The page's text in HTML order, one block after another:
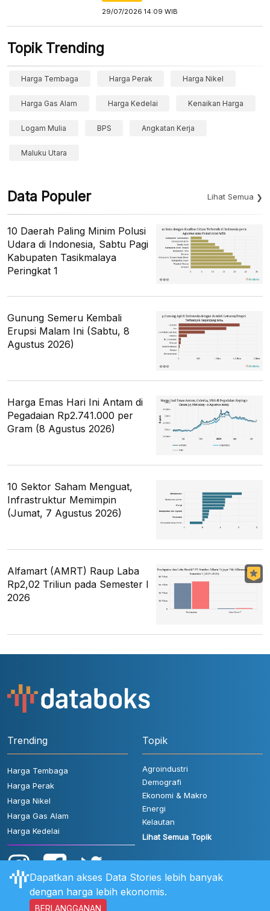
29/07/2026 14:09 WIB
Topik Trending
Harga Tembaga Harga Perak Harga Nikel
Harga Gas Alam Harga Kedelai Kenaikan Harga
Logam Mulia BPS Angkatan Kerja
Maluku Utara
Data Populer Lihat Semua
10 Daerah Paling Minim Polusi
Udara di Indonesia, Sabtu Pagi
Kabupaten Tasikmalaya
Peringkat 1
Gunung Semeru Kembali
Erupsi Malam Ini (Sabtu, 8
Agustus 2026)
Harga Emas Hari Ini Antam di
Pegadaian Rp2.741.000 per
Gram (8 Agustus 2026)
10 Sektor Saham Menguat,
Infrastruktur Memimpin
(Jumat, 7 Agustus 2026)
Alfamart (AMRT) Raup Laba
Rp2,02 Triliun pada Semester I
2026
Trending
Harga Tembaga
Harga Perak
Harga Nikel
Harga Gas Alam
Harga Kedelai
Topik
Agroindustri
Demografi
Ekonomi & Makro
Energi
Kelautan
Lihat Semua Topik
Dapatkan akses Data Stories lebih banyak
dengan harga lebih ekonomis.
BERLANGGANAN